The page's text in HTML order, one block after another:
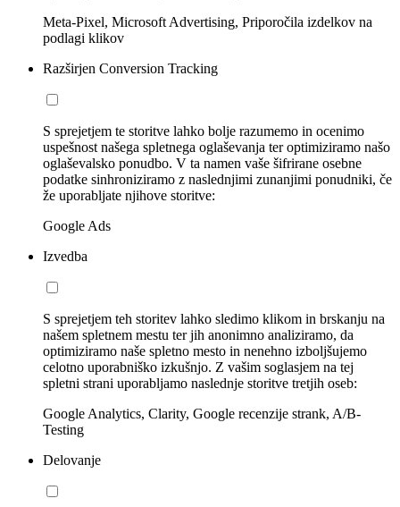
Meta-Pixel, Microsoft Advertising, Priporočila izdelkov na
podlagi klikov
Razširjen Conversion Tracking
S sprejetjem te storitve lahko bolje razumemo in ocenimo
uspešnost našega spletnega oglaševanja ter optimiziramo našo
oglaševalsko ponudbo. V ta namen vaše šifrirane osebne
podatke sinhroniziramo z naslednjimi zunanjimi ponudniki, če
že uporabljate njihove storitve:
Google Ads
Izvedba
S sprejetjem teh storitev lahko sledimo klikom in brskanju na
našem spletnem mestu ter jih anonimno analiziramo, da
optimiziramo naše spletno mesto in nenehno izboljšujemo
celotno uporabniško izkušnjo. Z vašim soglasjem na tej
spletni strani uporabljamo naslednje storitve tretjih oseb:
Google Analytics, Clarity, Google recenzije strank, A/B-
Testing
Delovanje